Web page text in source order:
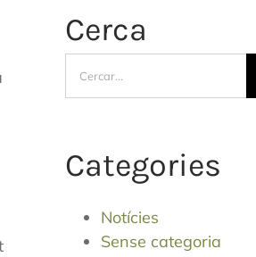
Cerca
Categories
Notícies
Sense categoria